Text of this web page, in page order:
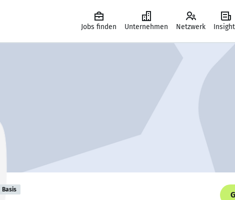
Jobs finden Unternehmen Netzwerk
Basis